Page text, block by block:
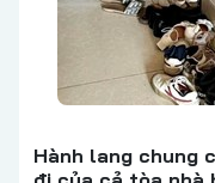
Hành lang chung